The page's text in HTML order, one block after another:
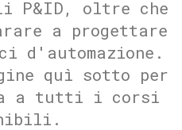
oltre che
a progettare
quì sotto per
a tutti i corsi